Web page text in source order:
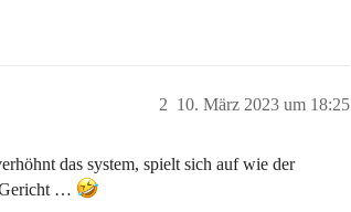
10. März 2023 um 18:25
2
das system, spielt sich auf wie der
Gericht …